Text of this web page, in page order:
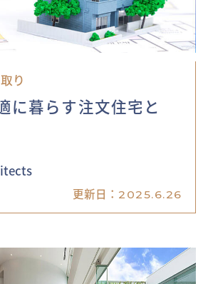
り
に暮らす注文住宅と
更新日： 2025.6.26